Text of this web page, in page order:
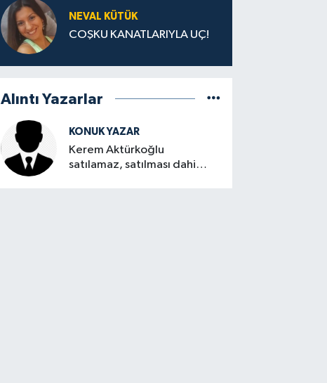
NEVAL KÜTÜK
COŞKU KANATLARIYLA UÇ!
Alıntı Yazarlar
KONUK YAZAR
Kerem Aktürkoğlu
satılamaz, satılması dahi